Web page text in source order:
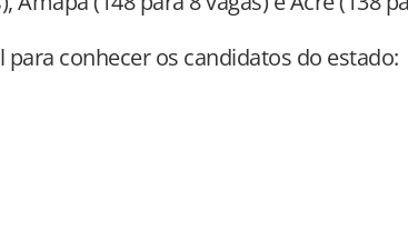
conhecer os candidatos do estado: